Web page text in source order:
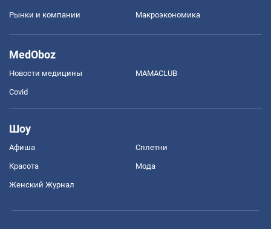
Рынки и компании Mакроэкономика
MedOboz
Новости медицины MAMACLUB
Covid
Шоу
Афиша Сплетни
Красота Мода
Женский Журнал